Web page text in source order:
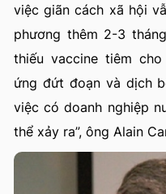
việc giãn cách xã hội
phương thêm 2-3
thiếu vaccine tiêm
ứng đứt đoạn và dịch
việc có doanh nghiệp
thể xảy ra”, ông Alain